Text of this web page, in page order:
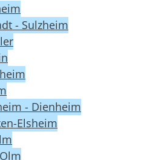
- Sulzheim
- Dienheim
Elsheim